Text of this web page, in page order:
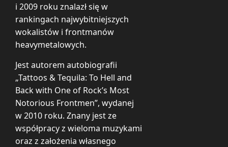
i 2009 roku znalazł się w
rankingach najwybitniejszych
wokalistów i frontmanów
heavymetalowych.
Jest autorem autobiografii
„Tattoos & Tequila: To Hell and
Back with One of Rock’s Most
Notorious Frontmen”, wydanej
w 2010 roku. Znany jest ze
współpracy z wieloma muzykami
oraz z założenia własnego